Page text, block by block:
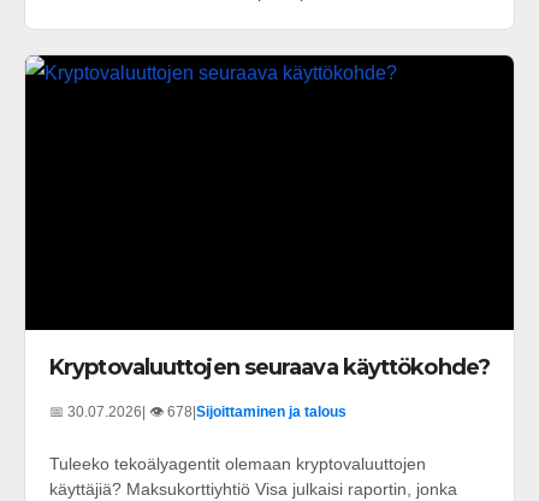
Kryptovaluuttojen seuraava käyttökohde?
📅 30.07.2026 | 👁️ 678 Sijoittaminen ja talous
Tuleeko tekoälyagentit olemaan kryptovaluuttojen
käyttäjiä? Maksukorttiyhtiö Visa julkaisi raportin, jonka